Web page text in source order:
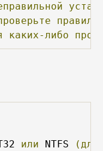
каких-либо
или NTFS
(для